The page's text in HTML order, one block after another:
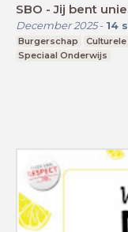
SBO - Jij bent
December 2025- 14
Burgerschap
Speciaal Onderwijs